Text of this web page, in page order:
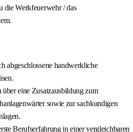
die Werkfeuerwehr / das
abgeschlossene handwerkliche
eine Zusatzausbildung zum
sowie zur sachkundigen
Berufserfahrung in einer vergleichbaren